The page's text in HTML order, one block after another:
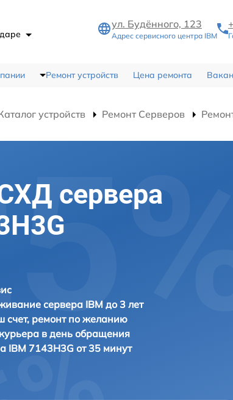
ул. Будённого, 123
Адрес сервисного центра IBM
Ремонт устройств Цена ремонта
устройств Ремонт Серверов
сервера
сервера IBM до 3 лет
счет, ремонт по желанию
в день обращения
IBM 7143H3G от 35 минут